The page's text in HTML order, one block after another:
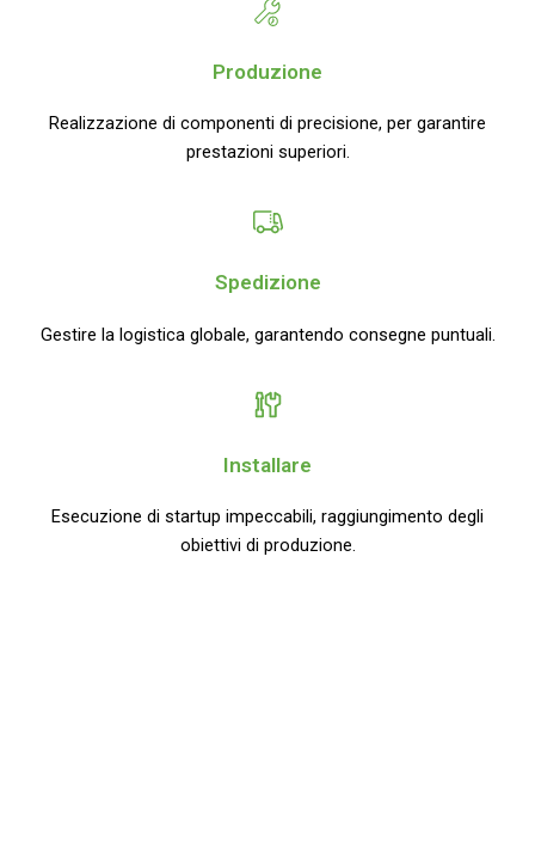
Produzione
Realizzazione di componenti di precisione, per garantire
prestazioni superiori.
Spedizione
Gestire la logistica globale, garantendo consegne puntuali.
Installare
Esecuzione di startup impeccabili, raggiungimento degli
obiettivi di produzione.